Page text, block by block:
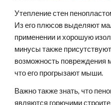
Утепление стен
Из его плюсов выделяют
применении и хорошую
минусы также
возможность повреждения
что его прогрызают мыши.
Важно также знать, что
являются горючими